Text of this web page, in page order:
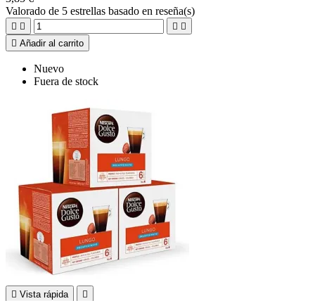
Valorado de 5 estrellas basado en reseña(s)
   
 Añadir al carrito
Nuevo
Fuera de stock
 Vista rápida 